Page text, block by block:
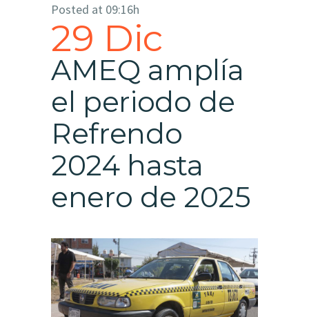
29 Dic
AMEQ amplía
el periodo de
Refrendo
2024 hasta
enero de 2025
Posted at 09:16h